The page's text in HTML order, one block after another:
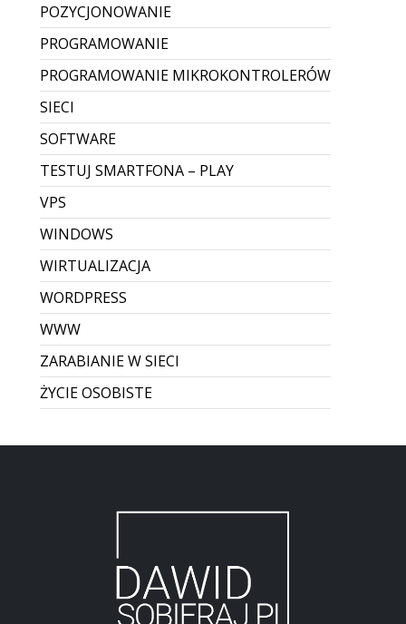
POZYCJONOWANIE
PROGRAMOWANIE
PROGRAMOWANIE MIKROKONTROLERÓW
SIECI
SOFTWARE
TESTUJ SMARTFONA – PLAY
VPS
WINDOWS
WIRTUALIZACJA
WORDPRESS
WWW
ZARABIANIE W SIECI
ŻYCIE OSOBISTE